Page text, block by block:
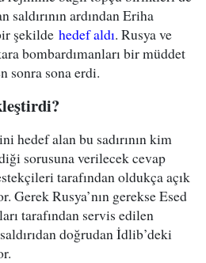
ardından Eriha
şekilde hedef aldı. Rusya ve
bombardımanları bir müddet
sonra sona erdi.
hedef alan bu sadırının kim
sorusuna verilecek cevap
tarafından oldukça açık
Gerek Rusya’nın gerekse Esed
tarafından servis edilen
doğrudan İdlib’deki